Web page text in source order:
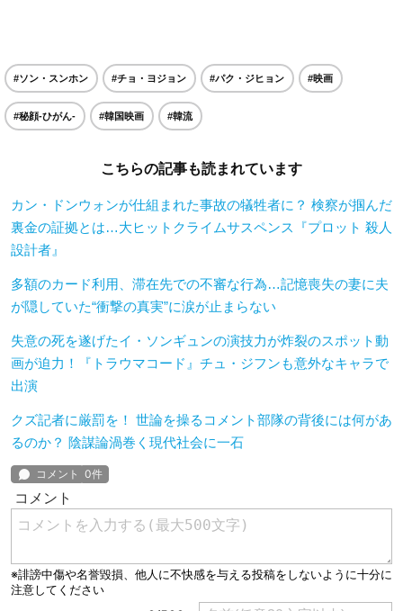
#ソン・スンホン #チョ・ヨジョン #パク・ジヒョン #映画
#秘顔-ひがん- #韓国映画 #韓流
こちらの記事も読まれています
カン・ドンウォンが仕組まれた事故の犠牲者に？ 検察が掴んだ
裏金の証拠とは…大ヒットクライムサスペンス『プロット 殺人
設計者』
多額のカード利用、滞在先での不審な行為…記憶喪失の妻に夫
が隠していた“衝撃の真実”に涙が止まらない
失意の死を遂げたイ・ソンギュンの演技力が炸裂のスポット動
画が迫力！『トラウマコード』チュ・ジフンも意外なキャラで
出演
クズ記者に厳罰を！ 世論を操るコメント部隊の背後には何があ
るのか？ 陰謀論渦巻く現代社会に一石